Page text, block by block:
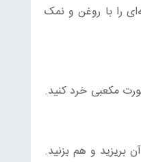
را با روغن و نمک
مکعبی خرد کنید.
غذاخوری آب جوش داخل آن بریزید و هم بزنید.